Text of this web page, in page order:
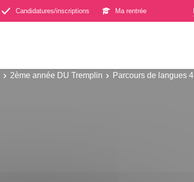
Candidatures/inscriptions Ma rentrée
2ème année DU Tremplin Parcours de langues 4